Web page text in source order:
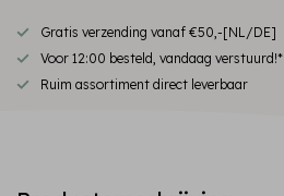
Gratis verzending vanaf €50,-[NL/DE]
Voor 12:00 besteld, vandaag verstuurd!*
Ruim assortiment direct leverbaar